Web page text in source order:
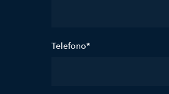
Telefono*